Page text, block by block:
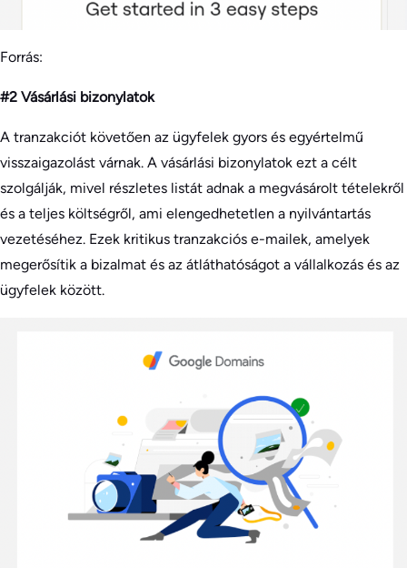
Forrás:
#2 Vásárlási bizonylatok
A tranzakciót követően az ügyfelek gyors és egyértelmű
visszaigazolást várnak. A vásárlási bizonylatok ezt a célt
szolgálják, mivel részletes listát adnak a megvásárolt tételekről
és a teljes költségről, ami elengedhetetlen a nyilvántartás
vezetéséhez. Ezek kritikus tranzakciós e-mailek, amelyek
megerősítik a bizalmat és az átláthatóságot a vállalkozás és az
ügyfelek között.